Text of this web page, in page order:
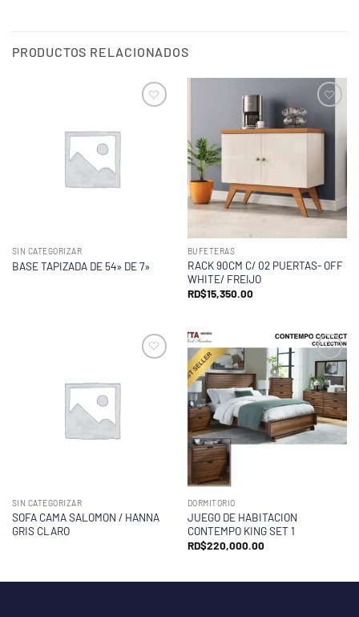
PRODUCTOS RELACIONADOS
SIN CATEGORIZAR
BASE TAPIZADA DE 54» DE 7»
BUFETERAS
RACK 90CM C/ 02 PUERTAS- OFF
WHITE/ FREIJO
RD$15,350.00
SIN CATEGORIZAR
SOFA CAMA SALOMON / HANNA
GRIS CLARO
DORMITORIO
JUEGO DE HABITACION
CONTEMPO KING SET 1
RD$220,000.00